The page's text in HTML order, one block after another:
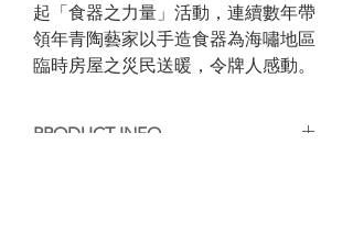
起「食器之力量」活動，連續數年帶
領年青陶藝家以手造食器為海嘯地區
臨時房屋之災民送暖，令牌人感動。
PRODUCT INFO